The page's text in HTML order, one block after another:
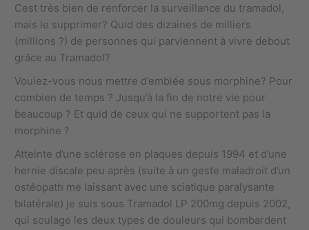
Cest très bien de renforcer la surveillance du tramadol,
mais le supprimer? Quid des dizaines de milliers
(millions ?) de personnes qui parviennent à vivre debout
grâce au Tramadol?
Voulez-vous nous mettre d’emblée sous morphine? Pour
combien de temps ? Jusqu’à la fin de notre vie pour
beaucoup ? Et quid de ceux qui ne supportent pas la
morphine ?
Atteinte d’une sclérose en plaques depuis 1994 et d’une
hernie discale peu après (suite à un geste maladroit d’un
ostéopath me laissant avec une sciatique paralysante
bilatérale) je suis sous Tramadol LP 200mg depuis 2002,
qui soulage les deux types de douleurs qui bombardent